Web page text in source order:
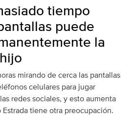
tiempo
puede
la
mirando de cerca las pantallas
celulares para jugar
redes sociales, y esto aumenta
tiene otra preocupación.